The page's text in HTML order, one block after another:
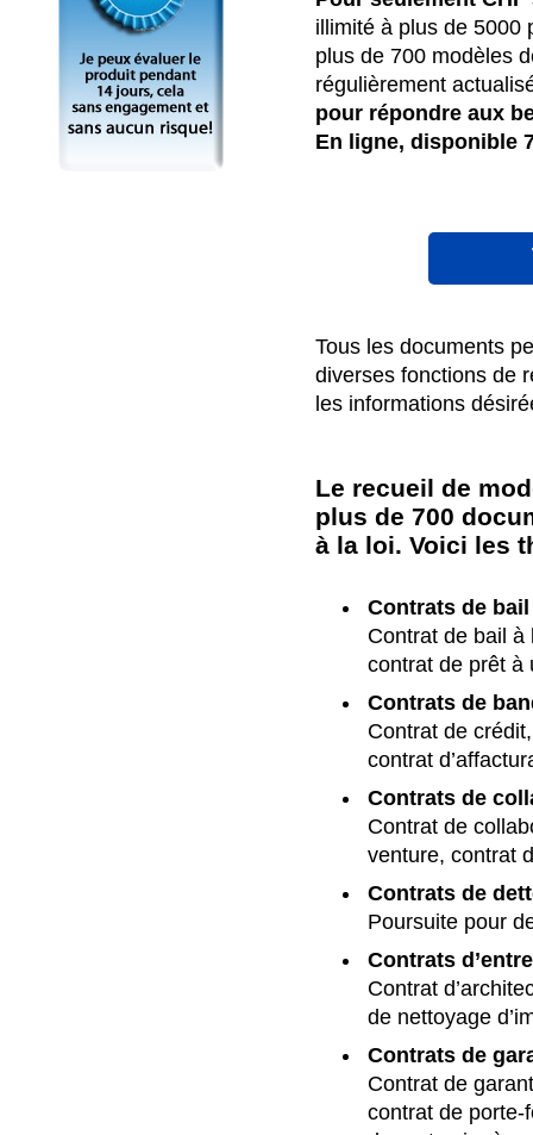
illimité à plus de 5000
plus de 700 modèles
régulièrement
pour répondre aux
En ligne, disponible
Tous les documents
diverses fonctions de
les informations
Le recueil de
plus de 700
à la loi. Voici les
Contrats de
Contrat de bail à
contrat de prêt à
Contrats de
Contrat de
contrat
Contrats de
Contrat de
venture, contrat
Contrats de
Poursuite pour
Contrats
Contrat
de nettoyage
Contrats de
Contrat de
contrat de porte-